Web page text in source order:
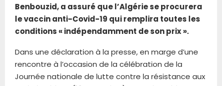
Benbouzid, a assuré que l’Algérie se procurera
le vaccin anti-Covid-19 qui remplira toutes les
conditions « indépendamment de son prix ».
Dans une déclaration à la presse, en marge d’une
rencontre à l’occasion de la célébration de la
Journée nationale de lutte contre la résistance aux